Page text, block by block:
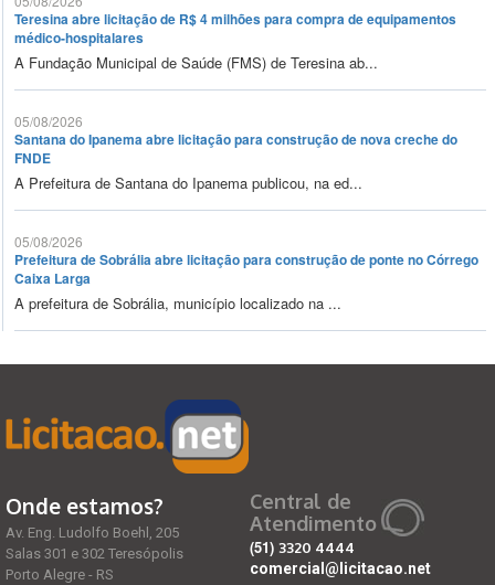
Teresina abre licitação de R$ 4 milhões para compra de equipamentos
médico-hospitalares
A Fundação Municipal de Saúde (FMS) de Teresina ab...
05/08/2026
Santana do Ipanema abre licitação para construção de nova creche do
FNDE
A Prefeitura de Santana do Ipanema publicou, na ed...
05/08/2026
Prefeitura de Sobrália abre licitação para construção de ponte no Córrego
Caixa Larga
A prefeitura de Sobrália, município localizado na ...
Onde estamos?
Av. Eng. Ludolfo Boehl, 205
Salas 301 e 302 Teresópolis
Porto Alegre - RS
Central de
Atendimento
(51) 3320 4444
comercial@licitacao.net